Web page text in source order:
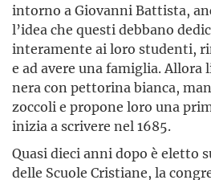
intorno a Giovanni Battista,
l’idea che questi debbano
interamente ai loro studenti,
e ad avere una famiglia. Allora
nera con pettorina bianca,
zoccoli e propone loro una
inizia a scrivere nel 1685.
Quasi dieci anni dopo è eletto
delle Scuole Cristiane, la